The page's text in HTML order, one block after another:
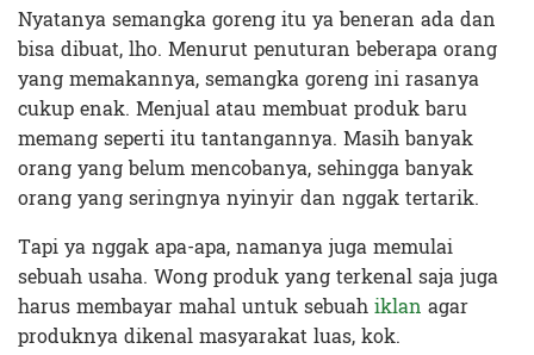
Nyatanya semangka goreng itu ya beneran ada dan
bisa dibuat, lho. Menurut penuturan beberapa orang
yang memakannya, semangka goreng ini rasanya
cukup enak. Menjual atau membuat produk baru
memang seperti itu tantangannya. Masih banyak
orang yang belum mencobanya, sehingga banyak
orang yang seringnya nyinyir dan nggak tertarik.
Tapi ya nggak apa-apa, namanya juga memulai
sebuah usaha. Wong produk yang terkenal saja juga
harus membayar mahal untuk sebuahiklan agar
produknya dikenal masyarakat luas, kok.